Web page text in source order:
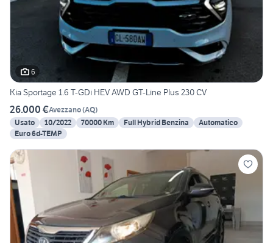
6
Kia Sportage 1.6 T-GDi HEV AWD GT-Line Plus 230 CV
26.000 €Avezzano(AQ)
Usato
10/2022 70000 Km Full Hybrid Benzina
Automatico
Euro 6d-TEMP